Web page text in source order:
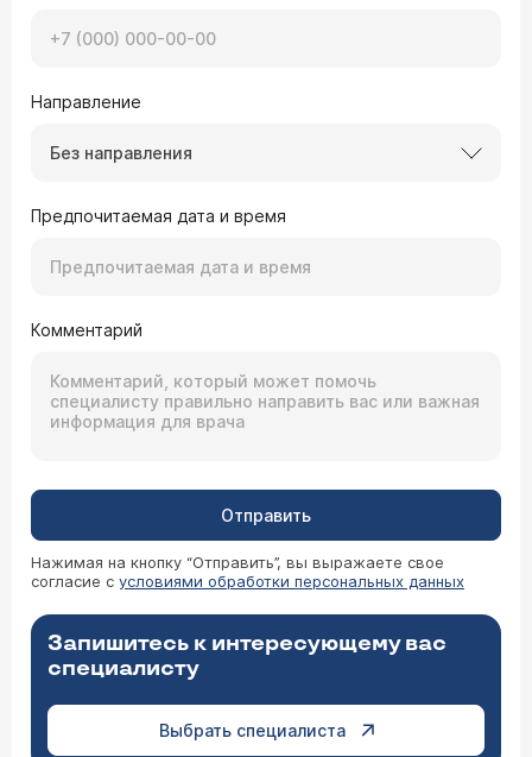
Направление
Без направления
Предпочитаемая дата и время
Комментарий
Отправить
Нажимая на кнопку “Отправить”, вы выражаете свое
согласие с условиями обработки персональных данных
Запишитесь к интересующему вас
специалисту
Выбрать специалиста